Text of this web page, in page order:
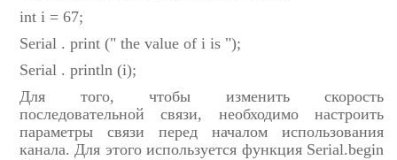
int i = 67;
Serial . print (" the value of i is ");
Serial . println (i);
Для того, чтобы изменить скорость
последовательной связи, необходимо настроить
параметры связи перед началом использования
канала. Для этого используется функция Serial.begin